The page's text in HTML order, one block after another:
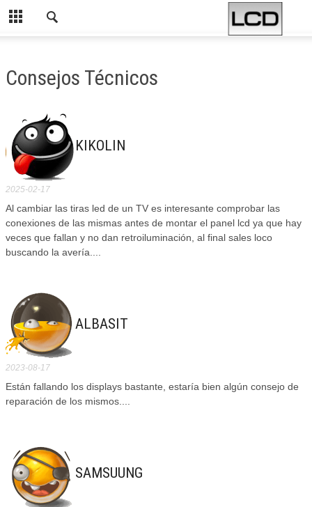
Consejos Técnicos
KIKOLIN
2025-02-17
Al cambiar las tiras led de un TV es interesante comprobar las
conexiones de las mismas antes de montar el panel lcd ya que hay
veces que fallan y no dan retroiluminación, al final sales loco
buscando la avería....
ALBASIT
2023-08-17
Están fallando los displays bastante, estaría bien algún consejo de
reparación de los mismos....
SAMSUUNG